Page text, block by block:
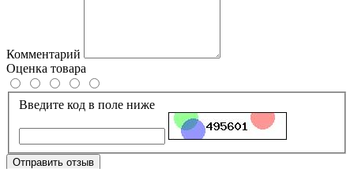
Комментарий
Оценка товара
Введите код в поле ниже
Отправить отзыв